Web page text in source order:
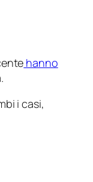
hanno
i casi,